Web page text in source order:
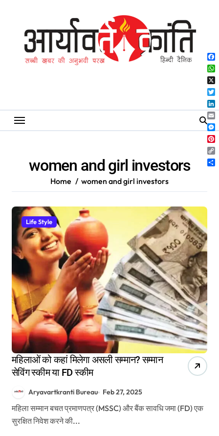
women and girl investors
Home women and girl investors
Life Style
महिलाओं को कहां मिलेगा असली सम्मान? सम्मान
सेविंग स्कीम या FD स्कीम
Aryavartkranti Bureau Feb 27, 2025
महिला सम्मान बचत प्रमाणपत्र (MSSC) और बैंक सावधि जमा (FD) एक
सुरक्षित निवेश करने की...
X